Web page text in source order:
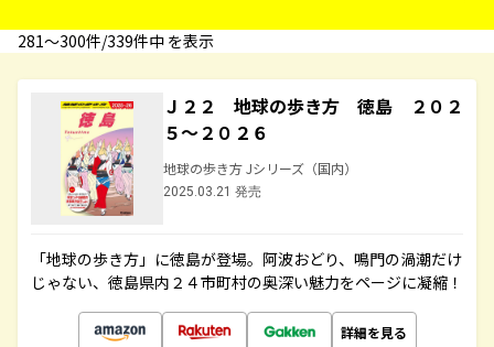
281〜300件/339件中 を表示
Ｊ２２ 地球の歩き方 徳島 ２０２
５～２０２６
地球の歩き方 Jシリーズ（国内）
2025.03.21 発売
「地球の歩き方」に徳島が登場。阿波おどり、鳴門の渦潮だけ
じゃない、徳島県内２４市町村の奥深い魅力をページに凝縮！
詳細を見る